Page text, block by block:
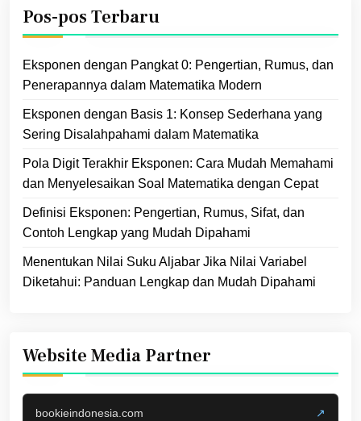
Pos-pos Terbaru
Eksponen dengan Pangkat 0: Pengertian, Rumus, dan
Penerapannya dalam Matematika Modern
Eksponen dengan Basis 1: Konsep Sederhana yang
Sering Disalahpahami dalam Matematika
Pola Digit Terakhir Eksponen: Cara Mudah Memahami
dan Menyelesaikan Soal Matematika dengan Cepat
Definisi Eksponen: Pengertian, Rumus, Sifat, dan
Contoh Lengkap yang Mudah Dipahami
Menentukan Nilai Suku Aljabar Jika Nilai Variabel
Diketahui: Panduan Lengkap dan Mudah Dipahami
Website Media Partner
bookieindonesia.com ↗